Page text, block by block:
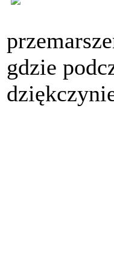
gdzie